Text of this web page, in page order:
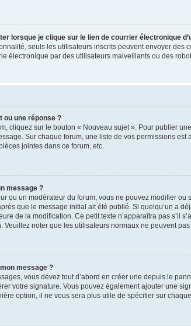
lorsque je clique sur le lien de courrier électronique
seuls les utilisateurs inscrits peuvent envoyer
électronique par des utilisateurs malveillants ou des
ou une réponse ?
cliquez sur le bouton « Nouveau sujet ». Pour publier
Sur chaque forum, une liste de vos permissions
jointes dans ce forum, etc.
message ?
ou un modérateur du forum, vous ne pouvez modifier
que le message initial ait été publié. Si quelqu’un a
de la modification. Ce petit texte n’apparaîtra pas s’il
noter que les utilisateurs normaux ne peuvent
message ?
vous devez tout d’abord en créer une depuis le
votre signature. Vous pouvez également ajouter une
option, il ne vous sera plus utile de spécifier sur